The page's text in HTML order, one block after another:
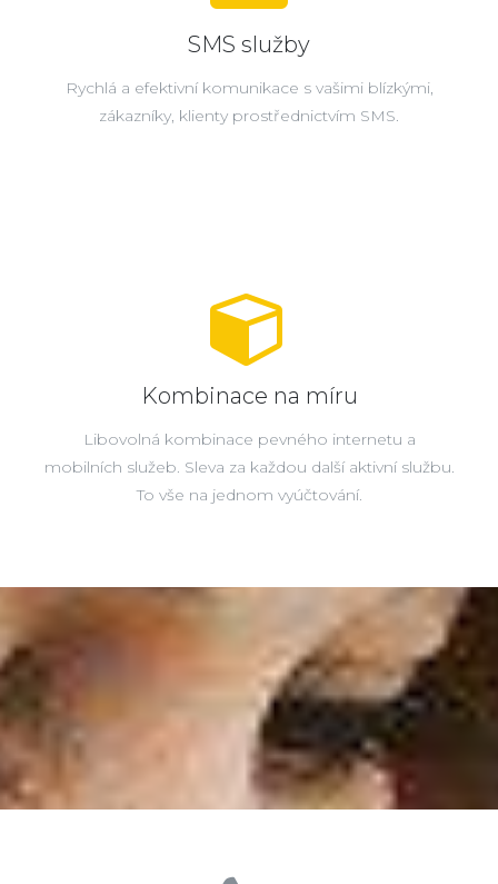
SMS služby
Rychlá a efektivní komunikace s vašimi blízkými,
zákazníky, klienty prostřednictvím SMS.
Kombinace na míru
Libovolná kombinace pevného internetu a
mobilních služeb. Sleva za každou další aktivní službu.
To vše na jednom vyúčtování.